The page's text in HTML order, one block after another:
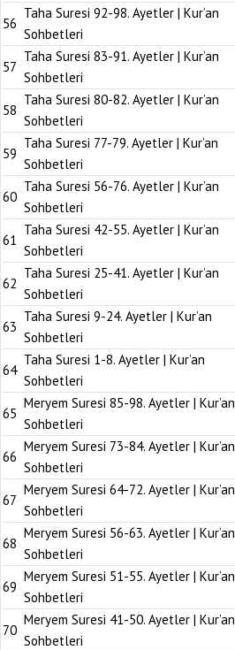
56
Taha Suresi 92-98. Ayetler | Kur’an
Sohbetleri
57
Taha Suresi 83-91. Ayetler | Kur’an
Sohbetleri
58
Taha Suresi 80-82. Ayetler | Kur’an
Sohbetleri
59
Taha Suresi 77-79. Ayetler | Kur’an
Sohbetleri
60
Taha Suresi 56-76. Ayetler | Kur’an
Sohbetleri
61
Taha Suresi 42-55. Ayetler | Kur’an
Sohbetleri
62
Taha Suresi 25-41. Ayetler | Kur’an
Sohbetleri
63
Taha Suresi 9-24. Ayetler | Kur’an
Sohbetleri
64
Taha Suresi 1-8. Ayetler | Kur’an
Sohbetleri
65
Meryem Suresi 85-98. Ayetler | Kur’an
Sohbetleri
66
Meryem Suresi 73-84. Ayetler | Kur’an
Sohbetleri
67
Meryem Suresi 64-72. Ayetler | Kur’an
Sohbetleri
68
Meryem Suresi 56-63. Ayetler | Kur’an
Sohbetleri
69
Meryem Suresi 51-55. Ayetler | Kur’an
Sohbetleri
70
Meryem Suresi 41-50. Ayetler | Kur’an
Sohbetleri